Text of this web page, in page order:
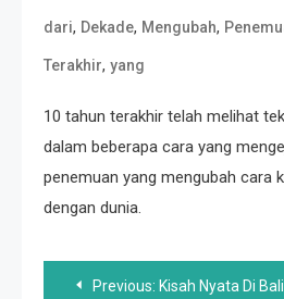
dari, Dekade, Mengubah,
Terakhir, yang
10 tahun terakhir telah melihat
dalam beberapa cara yang
penemuan yang mengubah cara
dengan dunia.
PostPrevious: Kisah Nyata Di Balik Pernikahan